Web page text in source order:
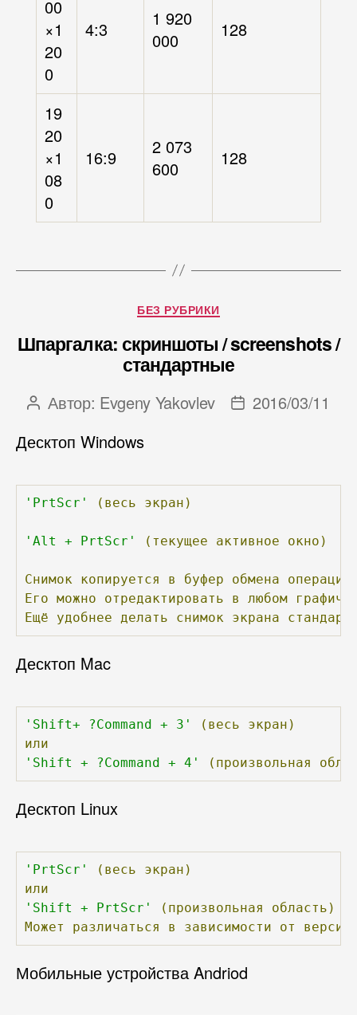
00
×1
20
0
4:3
1 920
000
128
19
20
×1
08
0
16:9
2 073
600
128
Рубрики
БЕЗ РУБРИКИ
Шпаргалка: скриншоты / screenshots /
стандартные
Автор
записи
Автор: Evgeny Yakovlev
Дата
2016/03/11
Десктоп Windows
'PrtScr' (весь экран)
'Alt + PrtScr' (текущее активное окно)
Снимок копируется в буфер обмена
Его можно отредактировать в любом
Ещё
удобнее делать снимок экрана
Десктоп Mac
'Shift+ ?Command + 3' (весь
экран)
или
'Shift + ?Command + 4'
(произвольная
Десктоп Linux
'PrtScr' (весь
экран)
или
'Shift + PrtScr'
(произвольная
область)
Может
различаться в зависимости от версии
Мобильные устройства Andriod